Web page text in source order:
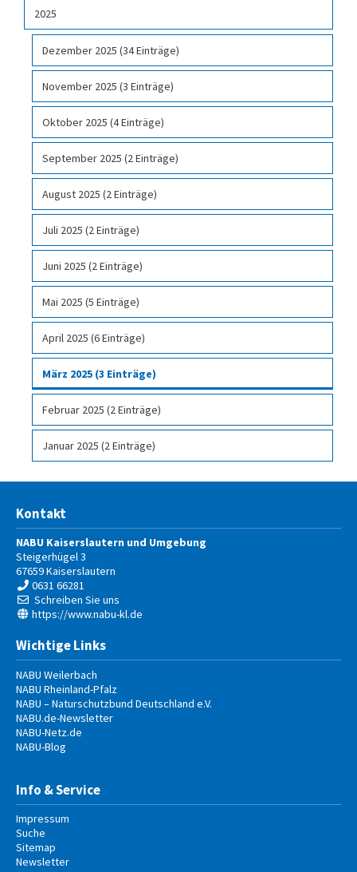
2025
Dezember 2025 (34 Einträge)
November 2025 (3 Einträge)
Oktober 2025 (4 Einträge)
September 2025 (2 Einträge)
August 2025 (2 Einträge)
Juli 2025 (2 Einträge)
Juni 2025 (2 Einträge)
Mai 2025 (5 Einträge)
April 2025 (6 Einträge)
März 2025 (3 Einträge)
Februar 2025 (2 Einträge)
Januar 2025 (2 Einträge)
Kontakt
NABU Kaiserslautern und Umgebung
Steigerhügel 3
67659Kaiserslautern
0631 66281
Schreiben Sie uns
https://www.nabu-kl.de
Wichtige Links
NABU Weilerbach
NABU Rheinland-Pfalz
NABU – Naturschutzbund Deutschland e.V.
NABU.de-Newsletter
NABU-Netz.de
NABU-Blog
Info & Service
Impressum
Suche
Sitemap
Newsletter